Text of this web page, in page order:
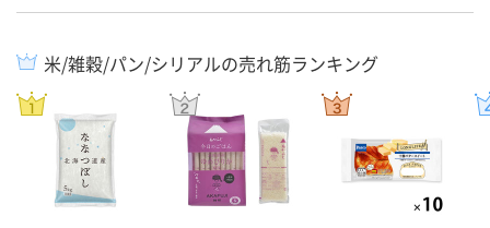
米/雑穀/パン/シリアルの売れ筋ランキング